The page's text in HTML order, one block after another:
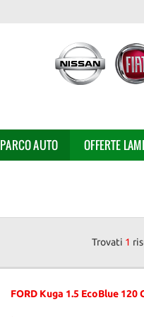
PARCO AUTO OFFERTE
Trovati 1
FORD Kuga 1.5 EcoBlue